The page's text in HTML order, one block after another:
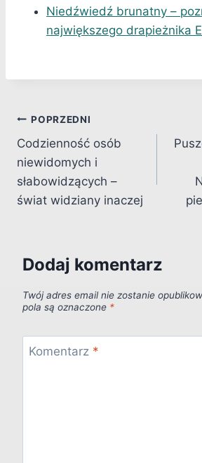
Niedźwiedź brunatny –
największego drapieżnika
Nawigacja
wpisu
POPRZEDNI
Codzienność osób
niewidomych i
słabowidzących –
świat widziany inaczej
Dodaj komentarz
Twój adres email nie zostanie
pola są oznaczone *
Komentarz *